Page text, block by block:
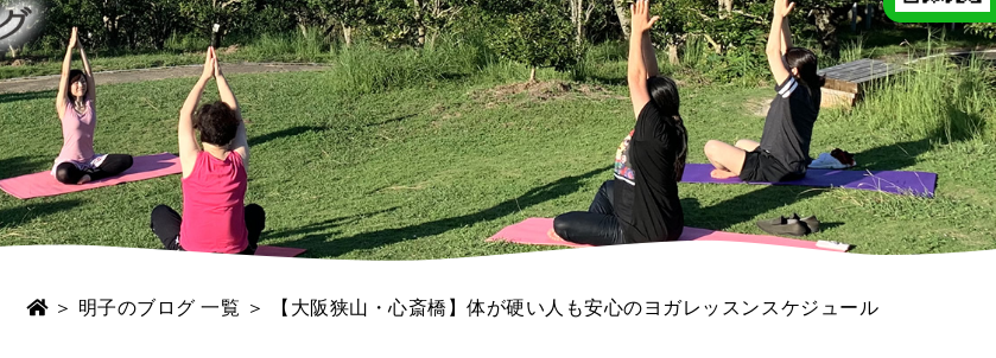
＞ 明子のブログ 一覧 ＞ 【大阪狭山・心斎橋】体が硬い人も安心のヨガレッスンスケジュール